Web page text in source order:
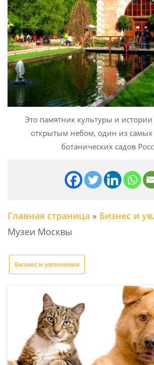
Это памятник культуры и
открытым небом, один из самых
ботанических садов
Главная страница » Бизнес и
Музеи Москвы
Бизнес и увлечения